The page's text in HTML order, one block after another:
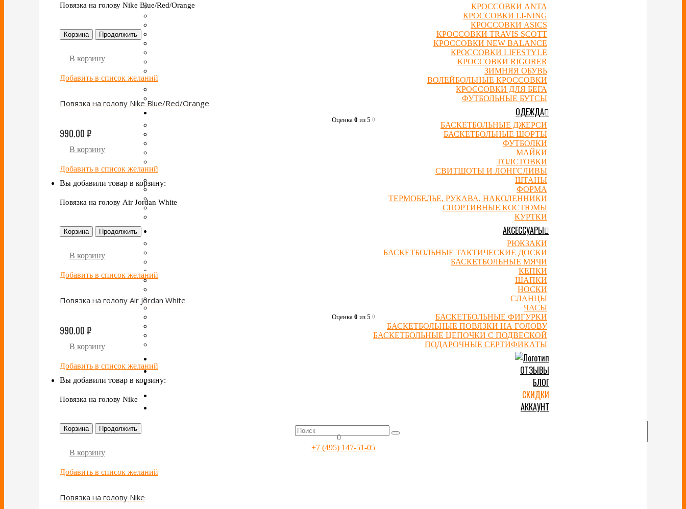
КРОССОВКИ ANTA
КРОССОВКИ LI-NING
КРОССОВКИ ASICS
КРОССОВКИ TRAVIS SCOTT
КРОССОВКИ NEW BALANCE
КРОССОВКИ LIFESTYLE
КРОССОВКИ RIGORER
ЗИМНЯЯ ОБУВЬ
ВОЛЕЙБОЛЬНЫЕ КРОССОВКИ
КРОССОВКИ ДЛЯ БЕГА
ФУТБОЛЬНЫЕ БУТСЫ
ОДЕЖДА
БАСКЕТБОЛЬНЫЕ ДЖЕРСИ
БАСКЕТБОЛЬНЫЕ ШОРТЫ
ФУТБОЛКИ
МАЙКИ
ТОЛСТОВКИ
СВИТШОТЫ И ЛОНГСЛИВЫ
ШТАНЫ
ФОРМА
ТЕРМОБЕЛЬЕ, РУКАВА, НАКОЛЕННИКИ
СПОРТИВНЫЕ КОСТЮМЫ
КУРТКИ
АКСЕССУАРЫ
РЮКЗАКИ
БАСКЕТБОЛЬНЫЕ ТАКТИЧЕСКИЕ ДОСКИ
БАСКЕТБОЛЬНЫЕ МЯЧИ
КЕПКИ
ШАПКИ
НОСКИ
СЛАНЦЫ
ЧАСЫ
БАСКЕТБОЛЬНЫЕ ФИГУРКИ
БАСКЕТБОЛЬНЫЕ ПОВЯЗКИ НА ГОЛОВУ
БАСКЕТБОЛЬНЫЕ ЦЕПОЧКИ С ПОДВЕСКОЙ
ПОДАРОЧНЫЕ СЕРТИФИКАТЫ
ОТЗЫВЫ
БЛОГ
СКИДКИ
АККАУНТ
0
+7 (495) 147-51-05
Повязка на голову Nike Blue/Red/Orange
Корзина Продолжить
В корзину
Добавить в список желаний
Повязка на голову Nike Blue/Red/Orange
Оценка 0 из 5 0
990.00₽
В корзину
Добавить в список желаний
Вы добавили товар в корзину:
Повязка на голову Air Jordan White
Корзина Продолжить
В корзину
Добавить в список желаний
Повязка на голову Air Jordan White
Оценка 0 из 5 0
990.00₽
В корзину
Добавить в список желаний
Вы добавили товар в корзину:
Повязка на голову Nike
Корзина Продолжить
В корзину
Добавить в список желаний
Повязка на голову Nike